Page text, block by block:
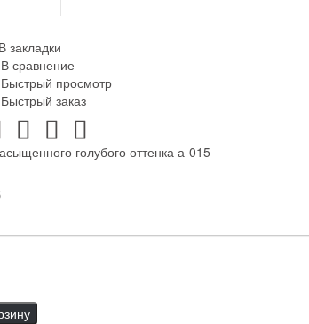
В закладки
В сравнение
Быстрый просмотр
Быстрый заказ
голубого оттенка а-015